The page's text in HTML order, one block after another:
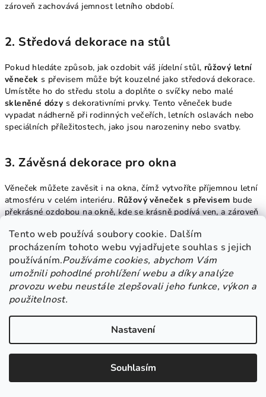
Tento web používá soubory cookie. Dalším
procházením tohoto webu vyjadřujete souhlas s jejich
používáním.Používáme cookies, abychom Vám
umožnili pohodlné prohlížení webu a díky analýze
provozu webu neustále zlepšovali jeho funkce, výkon a
použitelnost.
Nastavení
Souhlasím
zároveň zachovává jemnost letního období.
2. Středová dekorace na stůl
Pokud hledáte způsob, jak ozdobit váš jídelní stůl, růžový letní
věneček s převisem může být kouzelné jako středová dekorace.
Umístěte ho do středu stolu a doplňte o svíčky nebo malé
skleněné dózy s dekorativními prvky. Tento věneček bude
vypadat nádherně při rodinných večeřích, letních oslavách nebo
speciálních příležitostech, jako jsou narozeniny nebo svatby.
3.Závěsná dekorace pro okna
Věneček můžete zavěsit i na okna, čímž vytvoříte příjemnou letní
atmosféru v celém interiéru. Růžový věneček s převisem bude
překrásné ozdobou na okně, kde se krásně podívá ven, a zároveň
4.Dekorace pro terasu nebo balkon
Pokud máte terasu nebo balkon,růžový letní věneček s
převisem je ideální volbou pro přidání letní atmosféry i venku.
dodají věnci dojem pohybu a živosti, což je ideální pro letní
večery a relaxaci na čerstvém vzduchu.
Dekorace na svatby a oslavy